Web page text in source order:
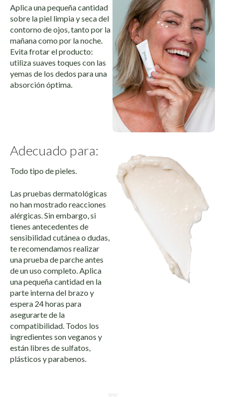
Aplica una pequeña cantidad
sobre la piel limpia y seca del
contorno de ojos, tanto por la
mañana como por la noche.
Evita frotar el producto:
utiliza suaves toques con las
yemas de los dedos para una
absorción óptima.
Adecuado para:
Todo tipo de pieles.
Las pruebas dermatológicas
no han mostrado reacciones
alérgicas. Sin embargo, si
tienes antecedentes de
sensibilidad cutánea o dudas,
te recomendamos realizar
una prueba de parche antes
de un uso completo. Aplica
una pequeña cantidad en la
parte interna del brazo y
espera 24 horas para
asegurarte de la
compatibilidad. Todos los
ingredientes son veganos y
están libres de sulfatos,
plásticos y parabenos.